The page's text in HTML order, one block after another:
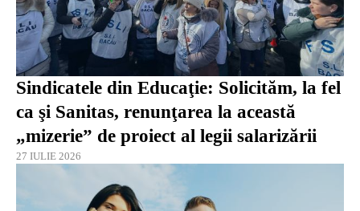
Sindicatele din Educaţie: Solicităm, la fel
ca şi Sanitas, renunţarea la această
„mizerie” de proiect al legii salarizării
27 IULIE 2026